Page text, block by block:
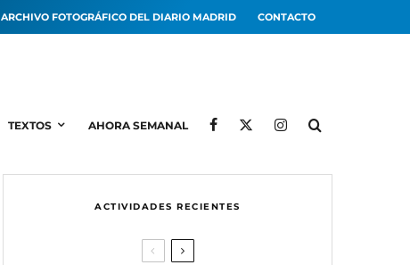
ARCHIVO FOTOGRÁFICO DEL DIARIO MADRID CONTACTO
TEXTOS AHORA SEMANAL
ACTIVIDADES RECIENTES